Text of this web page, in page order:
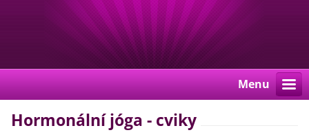
Menu
Hormonální jóga - cviky